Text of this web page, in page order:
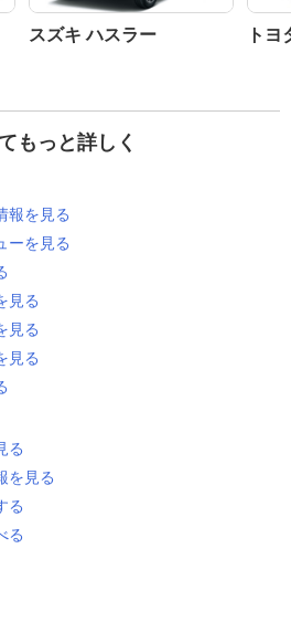
スズキ ハスラー トヨ
もっと詳しく
報を見る
ーを見る
見る
見る
見る
る
を見る
る
る